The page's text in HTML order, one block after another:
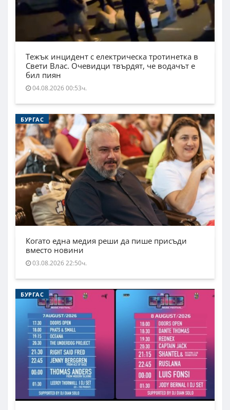
Тежък инцидент с електрическа тротинетка в
Свети Влас. Очевидци твърдят, че водачът е
бил пиян
04.08.2026 00:53ч.
БУРГАС
Когато една медия реши да пише присъди
вместо новини
03.08.2026 22:50ч.
БУРГАС